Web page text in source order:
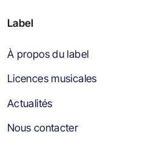
Label
À propos du label
Licences musicales
Actualités
Nous contacter